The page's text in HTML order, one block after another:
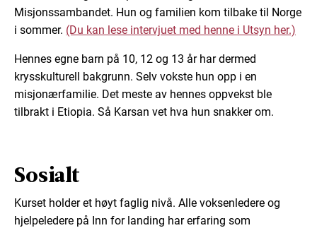
Misjonssambandet. Hun og familien kom tilbake til Norge
i sommer. (Du kan lese intervjuet med henne i Utsyn her.)
Hennes egne barn på 10, 12 og 13 år har dermed
krysskulturell bakgrunn. Selv vokste hun opp i en
misjonærfamilie. Det meste av hennes oppvekst ble
tilbrakt i Etiopia. Så Karsan vet hva hun snakker om.
Sosialt
Kurset holder et høyt faglig nivå. Alle voksenledere og
hjelpeledere på Inn for landing har erfaring som